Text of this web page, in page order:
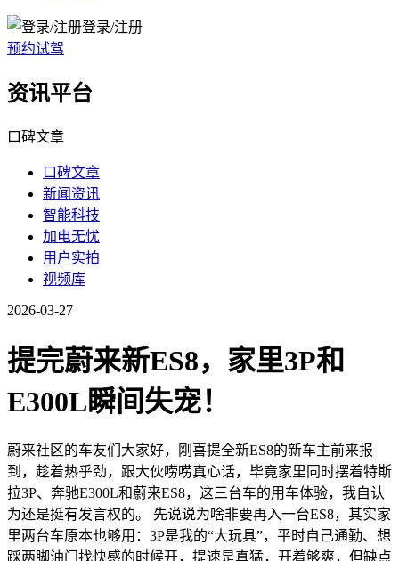
登录/注册
预约试驾
资讯平台
口碑文章
口碑文章
新闻资讯
智能科技
加电无忧
用户实拍
视频库
2026-03-27
提完蔚来新ES8，家里3P和
E300L瞬间失宠！
蔚来社区的车友们大家好，刚喜提全新ES8的新车主前来报
到，趁着热乎劲，跟大伙唠唠真心话，毕竟家里同时摆着特斯
拉3P、奔驰E300L和蔚来ES8，这三台车的用车体验，我自认
为还是挺有发言权的。 先说说为啥非要再入一台ES8，其实家
里两台车原本也够用：3P是我的“大玩具”，平时自己通勤、想
踩两脚油门找快感的时候开，提速是真猛，开着够爽，但缺点